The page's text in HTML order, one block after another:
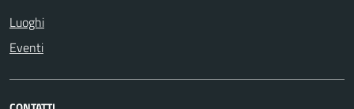
Luoghi
Eventi